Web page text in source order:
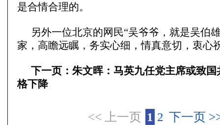
是合情合理的。
另外一位北京的网民“吴爷爷，就是吴伯
家，高瞻远瞩，务实心细，情真意切，衷心
下一页：朱文晖：马英九任党主席或致
格下降
<< 上一页 1 2 下一页